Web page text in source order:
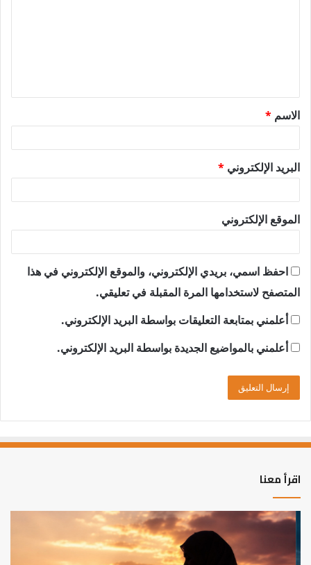
ق
*
الاسم *
البريد الإلكتروني *
الموقع الإلكتروني
احفظ اسمي، بريدي الإلكتروني، والموقع الإلكتروني في هذا
المتصفح لاستخدامها المرة المقبلة في تعليقي.
أعلمني بمتابعة التعليقات بواسطة البريد الإلكتروني.
أعلمني بالمواضيع الجديدة بواسطة البريد الإلكتروني.
اقرأ معنا
كيف
العبادات
شخصية